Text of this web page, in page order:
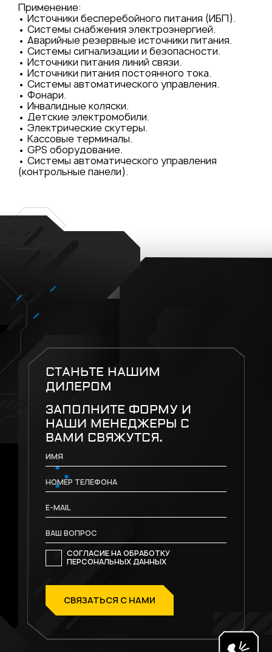
Применение:
• Источники бесперебойного питания (ИБП).
• Системы снабжения электроэнергией.
• Аварийные резервные источники питания.
• Системы сигнализации и безопасности.
• Источники питания линий связи.
• Источники питания постоянного тока.
• Системы автоматического управления.
• Фонари.
• Инвалидные коляски.
• Детские электромобили.
• Электрические скутеры.
• Кассовые терминалы.
• GPS оборудование.
• Системы автоматического управления
(контрольные панели).
СТАНЬТЕ НАШИМ
ДИЛЕРОМ
ЗАПОЛНИТЕ ФОРМУ И
НАШИ МЕНЕДЖЕРЫ С
ВАМИ СВЯЖУТСЯ.
СОГЛАСИЕ НА ОБРАБОТКУ
ПЕРСОНАЛЬНЫХ ДАННЫХ
СВЯЗАТЬСЯ С НАМИ